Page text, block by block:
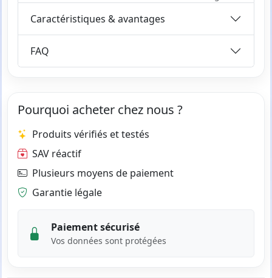
Caractéristiques & avantages
FAQ
Pourquoi acheter chez nous ?
Produits vérifiés et testés
SAV réactif
Plusieurs moyens de paiement
Garantie légale
Paiement sécurisé
Vos données sont protégées